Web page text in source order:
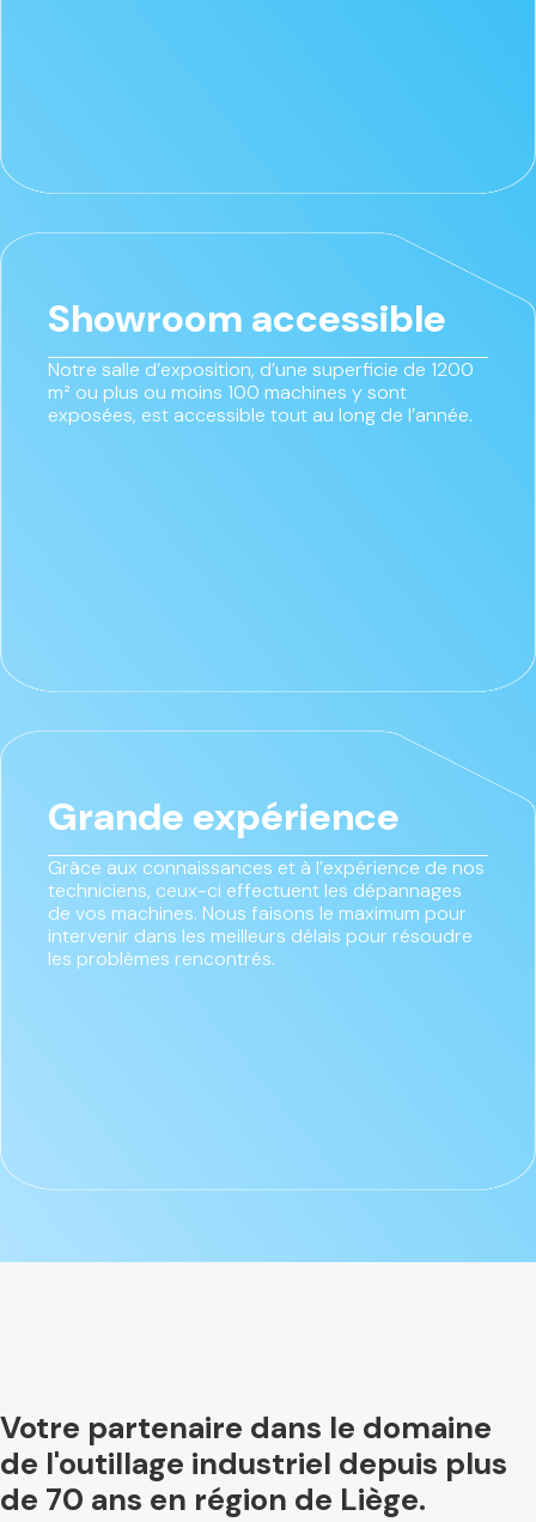
Showroom accessible
Notre salle d’exposition, d’une superficie de 1200
m² ou plus ou moins 100 machines y sont
exposées, est accessible tout au long de l’année.
Grande expérience
Grâce aux connaissances et à l’expérience de nos
techniciens, ceux-ci effectuent les dépannages
de vos machines. Nous faisons le maximum pour
intervenir dans les meilleurs délais pour résoudre
les problèmes rencontrés.
Votre partenaire dans le domaine
de l'outillage industriel depuis plus
de 70 ans en région de Liège.